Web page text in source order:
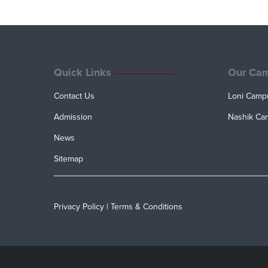
Quick Links
Contact Us
Admission
News
Sitemap
Our
Loni
Nashik
Privacy Policy | Terms & Conditions